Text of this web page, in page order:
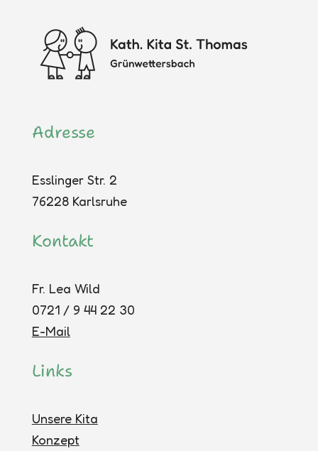
Adresse
Esslinger Str. 2
76228 Karlsruhe
Kontakt
Fr. Lea Wild
0721 / 9 44 22 30
E-Mail
Links
Unsere Kita
Konzept